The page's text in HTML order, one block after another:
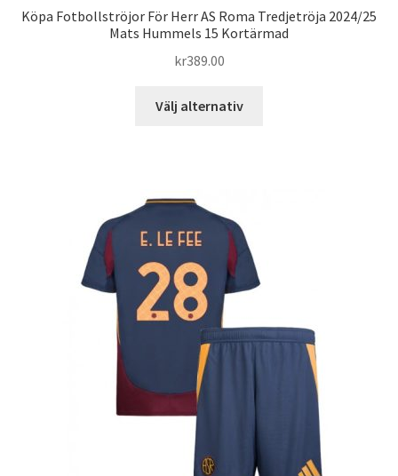
Köpa Fotbollströjor För Herr AS Roma Tredjetröja 2024/25
Mats Hummels 15 Kortärmad
kr389.00
Välj alternativ
på
produktsidan